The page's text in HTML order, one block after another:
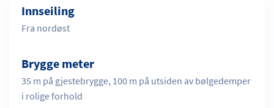
Innseiling
Fra nordøst
Brygge meter
35 m på gjestebrygge, 100 m på utsiden av bølgedemper
i rolige forhold